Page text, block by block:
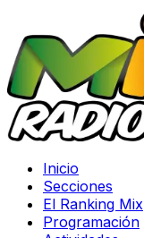
Inicio
Secciones
El Ranking Mix
Programación